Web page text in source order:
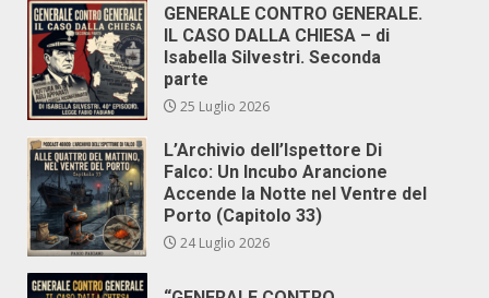
GENERALE CONTRO GENERALE.
IL CASO DALLA CHIESA – di
Isabella Silvestri. Seconda
parte
25 Luglio 2026
L’Archivio dell’Ispettore Di
Falco: Un Incubo Arancione
Accende la Notte nel Ventre del
Porto (Capitolo 33)
24 Luglio 2026